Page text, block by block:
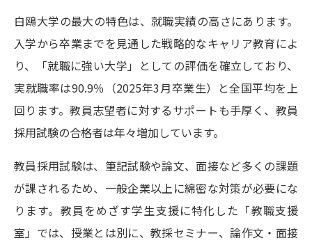
併願校選び 受験スケジュールを立てよう
新生活お役立ちガイド
学問発見 学問検索
大学で学びたい学問発見
白鴎大学の最大の特色は、就職実績の高さにあります。
入学から卒業までを見通した戦略的なキャリア教育によ
り、「就職に強い大学」としての評価を確立しており、
実就職率は90.9％（2025年3月卒業生）と全国平均を上
回ります。教員志望者に対するサポートも手厚く、教員
採用試験の合格者は年々増加しています。
教員採用試験は、筆記試験や論文、面接など多くの課題
が課されるため、一般企業以上に綿密な対策が必要にな
ります。教員をめざす学生支援に特化した「教職支援
室」では、授業とは別に、教採セミナー、論作文・面接